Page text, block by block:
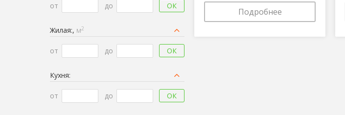
от до ОК
Жилая:, м2
от до ОК
Кухня:
от до ОК
Подробнее